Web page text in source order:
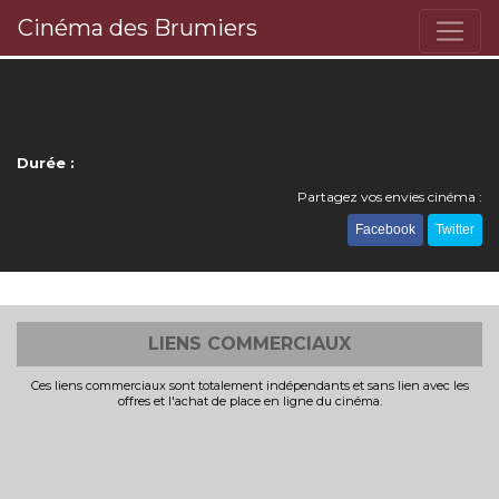
Cinéma des Brumiers
Durée :
Partagez vos envies cinéma :
Facebook Twitter
LIENS COMMERCIAUX
Ces liens commerciaux sont totalement indépendants et sans lien avec les
offres et l'achat de place en ligne du cinéma.